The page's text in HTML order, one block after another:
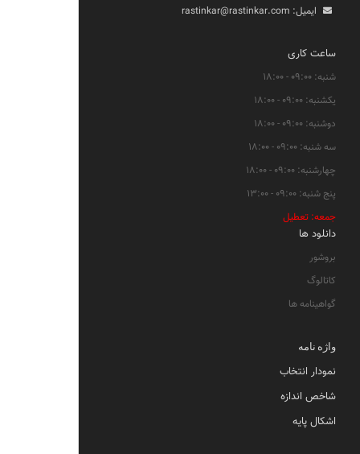
ایمیل: rastinkar@rastinkar.com
ساعت کاری
شنبه: ۰۹:۰۰ - ۱۸:۰۰
یکشنبه: ۰۹:۰۰ - ۱۸:۰۰
دوشنبه: ۰۹:۰۰ - ۱۸:۰۰
سه شنبه: ۰۹:۰۰ - ۱۸:۰۰
چهارشنبه: ۰۹:۰۰ - ۱۸:۰۰
پنج شنبه: ۰۹:۰۰ - ۱۳:۰۰
جمعه: تعطیل
دانلود ها
بروشور
کاتالوگ
گواهینامه ها
واژه نامه
نمودار انتخاب
شاخص اندازه
اشکال پایه